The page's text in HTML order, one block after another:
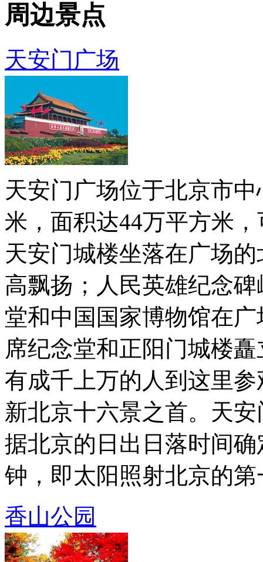
周边景点
天安门广场
天安门广场位于北京市
米，面积达44万平方米
天安门城楼坐落在广场
高飘扬；人民英雄纪念
堂和中国国家博物馆在
席纪念堂和正阳门城楼
有成千上万的人到这里
新北京十六景之首。天
据北京的日出日落时间
钟，即太阳照射北京的
香山公园